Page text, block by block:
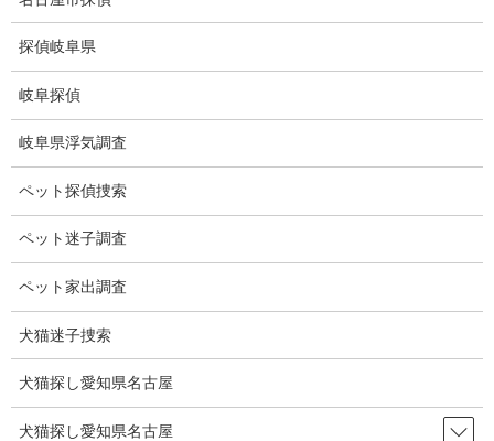
に
動
ョ
に
動
ブログ
HOME ブログ
2023-06-09
ブログ
とまと
トマトの実がつきました。
まだ真っ青ですが、そのうち赤くなると思います。
探偵岐阜県
岐阜探偵
岐阜県浮気調査
ペット探偵捜索
ペット迷子調査
ペット家出調査
犬猫迷子捜索
犬猫探し愛知県名古屋
犬猫探し愛知県名古屋